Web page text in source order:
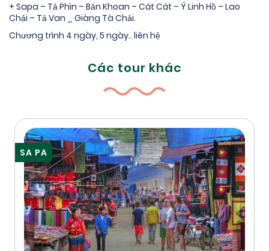
+ Sapa – Tả Phìn – Bản Khoan – Cát Cát – Ý Linh Hồ – Lao
Chải – Tả Van _ Giàng Tà Chải.
Chương trình 4 ngày, 5 ngày.. liên hệ
Các tour khác
SA PA